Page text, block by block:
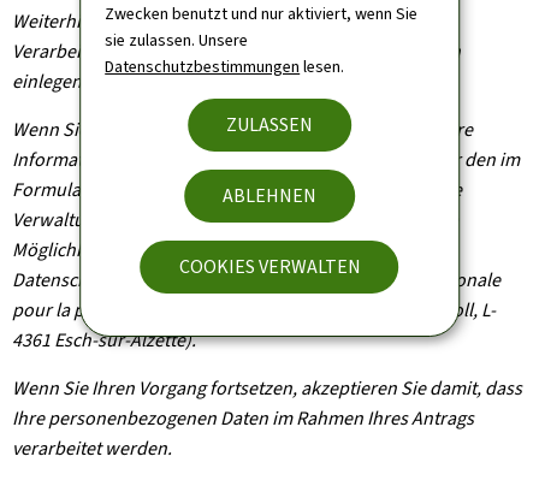
Zwecken benutzt und nur aktiviert, wenn Sie
sie zulassen. Unsere
Datenschutzbestimmungen lesen.
ZULASSEN
ABLEHNEN
COOKIES VERWALTEN
Weiterhin können Sie, außer in Fällen, in denen die
Verarbeitung Ihrer Daten verpflichtend ist, Widerspruch
einlegen, wenn dieser rechtmäßig begründet ist.
Wenn Sie diese Rechte ausüben und/oder Einsicht in Ihre
Informationen nehmen möchten, können Sie sich unter den im
Formular angegebenen Kontaktdaten an die zuständige
Verwaltungsbehörde wenden. Sie haben außerdem die
Möglichkeit, bei der Nationalen Kommission für den
Datenschutz Beschwerde einzulegen (Commission nationale
pour la protection des données, 1, Avenue du Rock'n'Roll, L-
4361 Esch-sur-Alzette).
Wenn Sie Ihren Vorgang fortsetzen, akzeptieren Sie damit, dass
Ihre personenbezogenen Daten im Rahmen Ihres Antrags
verarbeitet werden.